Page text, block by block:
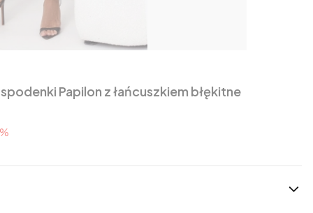
Eleganckie spódnico-spodenki Papilon z łańcuszkiem błękitne